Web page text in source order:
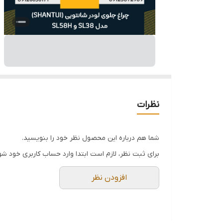
نظرات
شما هم درباره این محصول نظر خود را بنویسید.
برای ثبت نظر، لازم است ابتدا وارد حساب کاربری خود
افزودن نظر